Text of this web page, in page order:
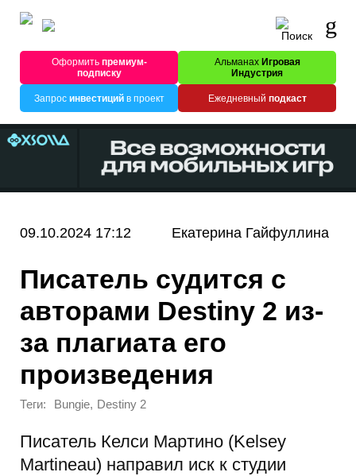
Оформитьпремиум-
подписку
Альманах Игровая
Индустрия
Запрос инвестицийв проект Ежедневный подкаст
09.10.2024 17:12 Екатерина Гайфуллина
Писатель судится с
авторами Destiny 2 из-
за плагиата его
произведения
Теги: Bungie, Destiny 2
Писатель Келси Мартино (Kelsey
Martineau) направил иск к студии